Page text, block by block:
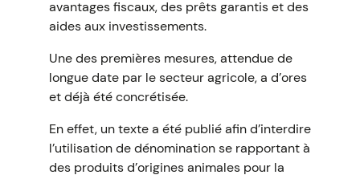
avantages fiscaux, des prêts garantis et des
aides aux investissements.
Une des premières mesures, attendue de
longue date par le secteur agricole, a d’ores
et déjà été concrétisée.
En effet, un texte a été publié afin d’interdire
l’utilisation de dénomination se rapportant à
des produits d’origines animales pour la